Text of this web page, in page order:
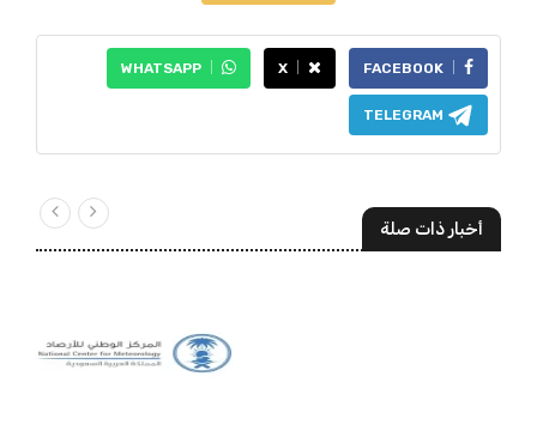
FACEBOOK
X
WHATSAPP
TELEGRAM
أخبار ذات صلة